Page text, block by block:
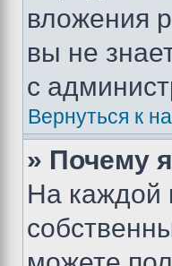
вложения
вы не
с
Вернуться к
» Почему
На каждой